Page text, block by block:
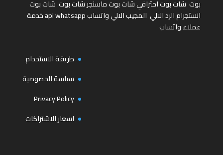
بوت شات بوت احترافيشات بوت ماسنجرشات بوت شات بوت
انستجرامالرد الالي المجيب الالي واتسابapi whatsappخدمة
عملاء واتساب
طريقة الاستخدام
سياسة الخصوصية
Privacy Policy
اسعار الاشتراكات